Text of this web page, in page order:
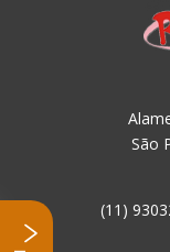
São
(11)